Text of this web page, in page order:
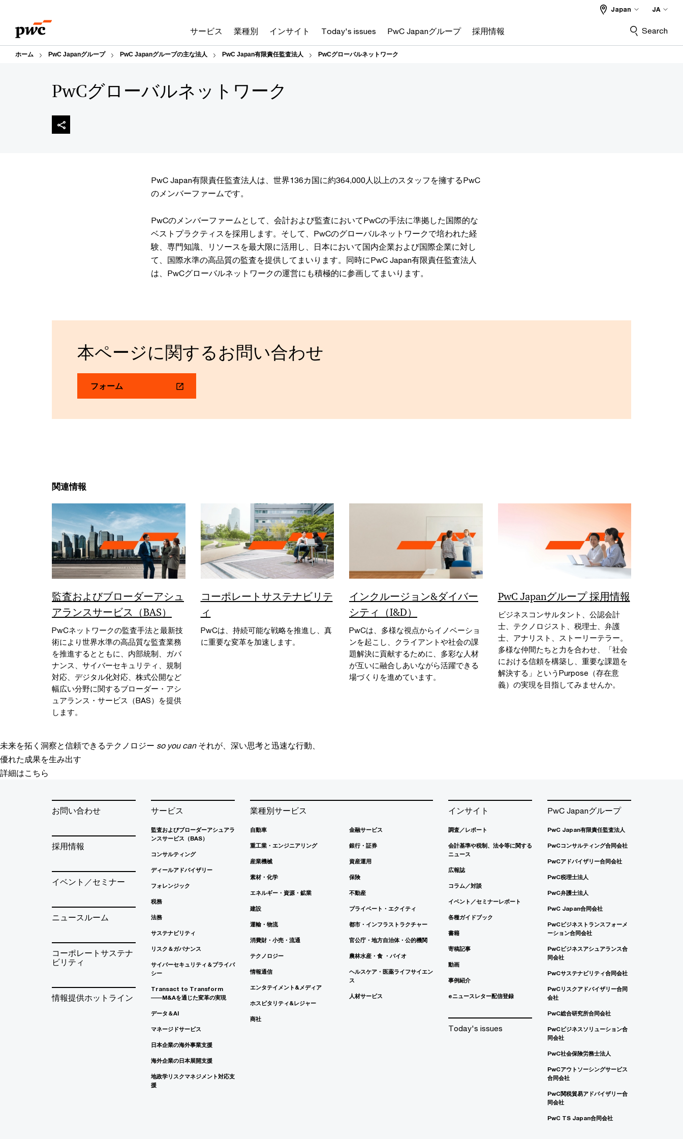
content
footer
サービス 業種別 インサイト Today's issues PwC Japanグループ 採用情報
Japan JA
Search
ホーム PwC Japanグループ PwC Japanグループの主な法人 PwC Japan有限責任監査法人 PwCグローバルネットワーク
PwCグローバルネットワーク
PwC Japan有限責任監査法人は、世界136カ国に約364,000人以上のスタッフを擁するPwC
のメンバーファームです。
PwCのメンバーファームとして、会計および監査においてPwCの手法に準拠した国際的な
ベストプラクティスを採用します。そして、PwCのグローバルネットワークで培われた経
験、専門知識、リソースを最大限に活用し、日本において国内企業および国際企業に対し
て、国際水準の高品質の監査を提供してまいります。同時にPwC Japan有限責任監査法人
は、PwCグローバルネットワークの運営にも積極的に参画してまいります。
本ページに関するお問い合わせ
フォーム
関連情報
監査およびブローダーアシュ
アランスサービス（BAS）
PwCネットワークの監査手法と最新技
術により世界水準の高品質な監査業務
を推進するとともに、内部統制、ガバ
ナンス、サイバーセキュリティ、規制
対応、デジタル化対応、株式公開など
幅広い分野に関するブローダー・アシ
ュアランス・サービス（BAS）を提供
します。
コーポレートサステナビリテ
ィ
PwCは、持続可能な戦略を推進し、真
に重要な変革を加速します。
インクルージョン&ダイバー
シティ（I&D）
PwCは、多様な視点からイノベーショ
ンを起こし、クライアントや社会の課
題解決に貢献するために、多彩な人材
が互いに融合しあいながら活躍できる
場づくりを進めています。
PwC Japanグループ 採用情報
ビジネスコンサルタント、公認会計
士、テクノロジスト、税理士、弁護
士、アナリスト、ストーリーテラー。
多様な仲間たちと力を合わせ、「社会
における信頼を構築し、重要な課題を
解決する」というPurpose（存在意
義）の実現を目指してみませんか。
未来を拓く洞察と信頼できるテクノロジー so you can それが、深い思考と迅速な行動、
優れた成果を生み出す
詳細はこちら
お問い合わせ
採用情報
イベント／セミナー
ニュースルーム
コーポレートサステナ
ビリティ
情報提供ホットライン
サービス
監査およびブローダーアシュアラ
ンスサービス（BAS）
コンサルティング
ディールアドバイザリー
フォレンジック
税務
法務
サステナビリティ
リスク＆ガバナンス
サイバーセキュリティ＆プライバ
シー
Transact to Transform
――M&Aを通じた変革の実現
データ＆AI
マネージドサービス
日本企業の海外事業支援
海外企業の日本展開支援
地政学リスクマネジメント対応支
援
業種別サービス
自動車
重工業・エンジニアリング
産業機械
素材・化学
エネルギー・資源・鉱業
建設
運輸・物流
消費財・小売・流通
テクノロジー
情報通信
エンタテイメント&メディア
ホスピタリティ&レジャー
商社
金融サービス
銀行・証券
資産運用
保険
不動産
プライベート・エクイティ
都市・インフラストラクチャー
官公庁・地方自治体・公的機関
農林水産・食 ・バイオ
ヘルスケア・医薬ライフサイエン
ス
人材サービス
インサイト
調査／レポート
会計基準や税制、法令等に関する
ニュース
広報誌
コラム／対談
イベント／セミナーレポート
各種ガイドブック
書籍
寄稿記事
動画
事例紹介
eニュースレター配信登録
Today's issues
PwC Japanグループ
PwC Japan有限責任監査法人
PwCコンサルティング合同会社
PwCアドバイザリー合同会社
PwC税理士法人
PwC弁護士法人
PwC Japan合同会社
PwCビジネストランスフォーメ
ーション合同会社
PwCビジネスアシュアランス合
同会社
PwCサステナビリティ合同会社
PwCリスクアドバイザリー合同
会社
PwC総合研究所合同会社
PwCビジネスソリューション合
同会社
PwC社会保険労務士法人
PwCアウトソーシングサービス
合同会社
PwC関税貿易アドバイザリー合
同会社
PwC TS Japan合同会社